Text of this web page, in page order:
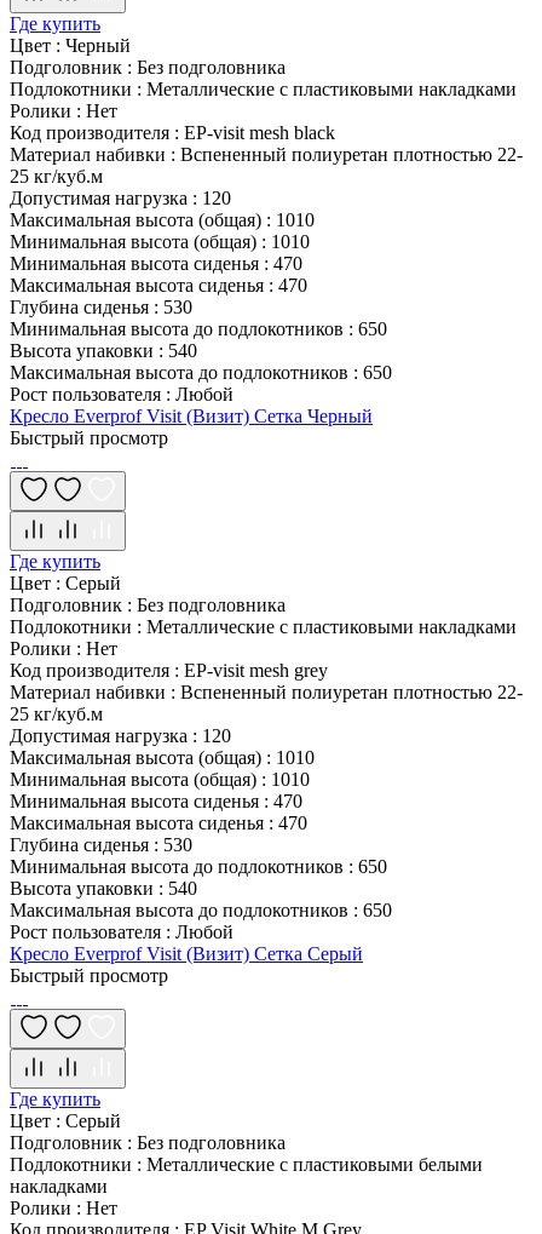
Где купить
Цвет : Черный
Подголовник : Без подголовника
Подлокотники : Металлические с пластиковыми накладками
Ролики : Нет
Код производителя : EP-visit mesh black
Материал набивки : Вспененный полиуретан плотностью 22-
25 кг/куб.м
Допустимая нагрузка : 120
Максимальная высота (общая) : 1010
Минимальная высота (общая) : 1010
Минимальная высота сиденья : 470
Максимальная высота сиденья : 470
Глубина сиденья : 530
Минимальная высота до подлокотников : 650
Высота упаковки : 540
Максимальная высота до подлокотников : 650
Рост пользователя : Любой
Кресло Everprof Visit (Визит) Сетка Черный
Быстрый просмотр
Где купить
Цвет : Серый
Подголовник : Без подголовника
Подлокотники : Металлические с пластиковыми накладками
Ролики : Нет
Код производителя : EP-visit mesh grey
Материал набивки : Вспененный полиуретан плотностью 22-
25 кг/куб.м
Допустимая нагрузка : 120
Максимальная высота (общая) : 1010
Минимальная высота (общая) : 1010
Минимальная высота сиденья : 470
Максимальная высота сиденья : 470
Глубина сиденья : 530
Минимальная высота до подлокотников : 650
Высота упаковки : 540
Максимальная высота до подлокотников : 650
Рост пользователя : Любой
Кресло Everprof Visit (Визит) Сетка Серый
Быстрый просмотр
Где купить
Цвет : Серый
Подголовник : Без подголовника
Подлокотники : Металлические с пластиковыми белыми
накладками
Ролики : Нет